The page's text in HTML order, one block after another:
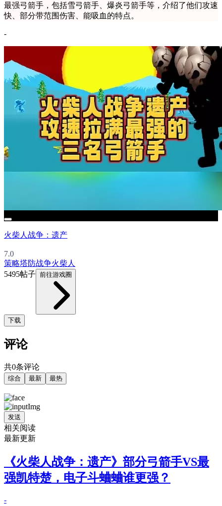
最强弓箭手，包括雪弓箭手、爆炎弓箭手等，介绍了他们攻速
快、部分带范围伤害、能吸血的特点。
-
火柴人战争：遗产
7.0
策略塔防战争火柴人
5495帖子 前往游戏圈
下载
评论
共0条评论
综合 最新 最热
发送
相关阅读
最新更新
《火柴人战争：遗产》部分弓箭手VS最
强凯特楚，电子斗蛐蛐谁更强？
-